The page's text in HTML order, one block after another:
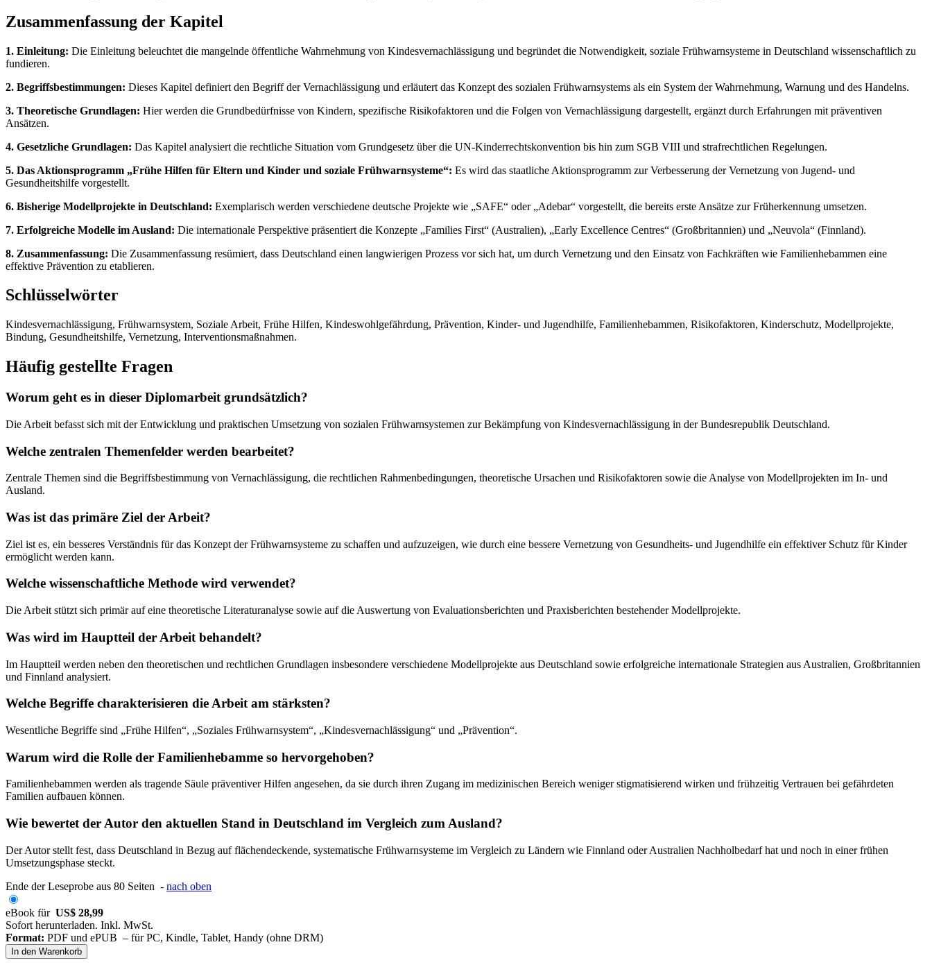
Zusammenfassung der Kapitel
1. Einleitung: Die Einleitung beleuchtet die mangelnde öffentliche Wahrnehmung von Kindesvernachlässigung und begründet die Notwendigkeit, soziale Frühwarnsysteme in Deutschland wissenschaftlich zu
fundieren.
2. Begriffsbestimmungen: Dieses Kapitel definiert den Begriff der Vernachlässigung und erläutert das Konzept des sozialen Frühwarnsystems als ein System der Wahrnehmung, Warnung und des Handelns.
3. Theoretische Grundlagen: Hier werden die Grundbedürfnisse von Kindern, spezifische Risikofaktoren und die Folgen von Vernachlässigung dargestellt, ergänzt durch Erfahrungen mit präventiven
Ansätzen.
4. Gesetzliche Grundlagen: Das Kapitel analysiert die rechtliche Situation vom Grundgesetz über die UN-Kinderrechtskonvention bis hin zum SGB VIII und strafrechtlichen Regelungen.
5. Das Aktionsprogramm „Frühe Hilfen für Eltern und Kinder und soziale Frühwarnsysteme“: Es wird das staatliche Aktionsprogramm zur Verbesserung der Vernetzung von Jugend- und
Gesundheitshilfe vorgestellt.
6. Bisherige Modellprojekte in Deutschland: Exemplarisch werden verschiedene deutsche Projekte wie „SAFE“ oder „Adebar“ vorgestellt, die bereits erste Ansätze zur Früherkennung umsetzen.
7. Erfolgreiche Modelle im Ausland: Die internationale Perspektive präsentiert die Konzepte „Families First“ (Australien), „Early Excellence Centres“ (Großbritannien) und „Neuvola“ (Finnland).
8. Zusammenfassung: Die Zusammenfassung resümiert, dass Deutschland einen langwierigen Prozess vor sich hat, um durch Vernetzung und den Einsatz von Fachkräften wie Familienhebammen eine
effektive Prävention zu etablieren.
Schlüsselwörter
Kindesvernachlässigung, Frühwarnsystem, Soziale Arbeit, Frühe Hilfen, Kindeswohlgefährdung, Prävention, Kinder- und Jugendhilfe, Familienhebammen, Risikofaktoren, Kinderschutz, Modellprojekte,
Bindung, Gesundheitshilfe, Vernetzung, Interventionsmaßnahmen.
Häufig gestellte Fragen
Worum geht es in dieser Diplomarbeit grundsätzlich?
Die Arbeit befasst sich mit der Entwicklung und praktischen Umsetzung von sozialen Frühwarnsystemen zur Bekämpfung von Kindesvernachlässigung in der Bundesrepublik Deutschland.
Welche zentralen Themenfelder werden bearbeitet?
Zentrale Themen sind die Begriffsbestimmung von Vernachlässigung, die rechtlichen Rahmenbedingungen, theoretische Ursachen und Risikofaktoren sowie die Analyse von Modellprojekten im In- und
Ausland.
Was ist das primäre Ziel der Arbeit?
Ziel ist es, ein besseres Verständnis für das Konzept der Frühwarnsysteme zu schaffen und aufzuzeigen, wie durch eine bessere Vernetzung von Gesundheits- und Jugendhilfe ein effektiver Schutz für Kinder
ermöglicht werden kann.
Welche wissenschaftliche Methode wird verwendet?
Die Arbeit stützt sich primär auf eine theoretische Literaturanalyse sowie auf die Auswertung von Evaluationsberichten und Praxisberichten bestehender Modellprojekte.
Was wird im Hauptteil der Arbeit behandelt?
Im Hauptteil werden neben den theoretischen und rechtlichen Grundlagen insbesondere verschiedene Modellprojekte aus Deutschland sowie erfolgreiche internationale Strategien aus Australien, Großbritannien
und Finnland analysiert.
Welche Begriffe charakterisieren die Arbeit am stärksten?
Wesentliche Begriffe sind „Frühe Hilfen“, „Soziales Frühwarnsystem“, „Kindesvernachlässigung“ und „Prävention“.
Warum wird die Rolle der Familienhebamme so hervorgehoben?
Familienhebammen werden als tragende Säule präventiver Hilfen angesehen, da sie durch ihren Zugang im medizinischen Bereich weniger stigmatisierend wirken und frühzeitig Vertrauen bei gefährdeten
Familien aufbauen können.
Wie bewertet der Autor den aktuellen Stand in Deutschland im Vergleich zum Ausland?
Der Autor stellt fest, dass Deutschland in Bezug auf flächendeckende, systematische Frühwarnsysteme im Vergleich zu Ländern wie Finnland oder Australien Nachholbedarf hat und noch in einer frühen
Umsetzungsphase steckt.
Ende der Leseprobe aus 80 Seiten - nach oben
eBook für US$ 28,99
Sofort herunterladen. Inkl. MwSt.
Format: PDF und ePUB – für PC, Kindle, Tablet, Handy (ohne DRM)
In den Warenkorb